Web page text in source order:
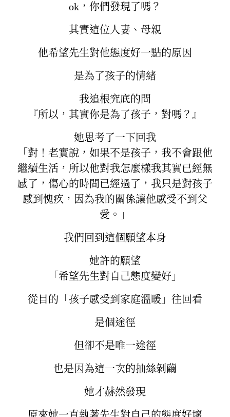
ok，你們發現了嗎？
其實這位人妻、母親
他希望先生對他態度好一點的原因
是為了孩子的情緒
我追根究底的問
『所以，其實你是為了孩子，對嗎？』
她思考了一下回我
「對！老實說，如果不是孩子，我不會跟他
繼續生活，所以他對我怎麼樣我其實已經無
感了，傷心的時間已經過了，我只是對孩子
感到愧疚，因為我的關係讓他感受不到父
愛。」
我們回到這個願望本身
她許的願望
「希望先生對自己態度變好」
從目的「孩子感受到家庭溫暖」往回看
是個途徑
但卻不是唯一途徑
也是因為這一次的抽絲剝繭
她才赫然發現
原來她一直執著先生對自己的態度好壞